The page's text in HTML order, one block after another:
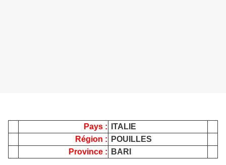
Pays :
ITALIE
Région :
POUILLES
Province :
BARI